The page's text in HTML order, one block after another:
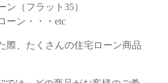
（フラット35）
ン・・・etc
際、たくさんの住宅ローン商品